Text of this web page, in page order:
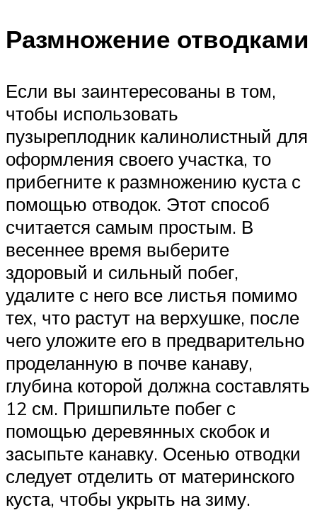
Размножение отводками
Если вы заинтересованы в том,
чтобы использовать
пузыреплодник калинолистный для
оформления своего участка, то
прибегните к размножению куста с
помощью отводок. Этот способ
считается самым простым. В
весеннее время выберите
здоровый и сильный побег,
удалите с него все листья помимо
тех, что растут на верхушке, после
чего уложите его в предварительно
проделанную в почве канаву,
глубина которой должна составлять
12 см. Пришпильте побег с
помощью деревянных скобок и
засыпьте канавку. Осенью отводки
следует отделить от материнского
куста, чтобы укрыть на зиму.